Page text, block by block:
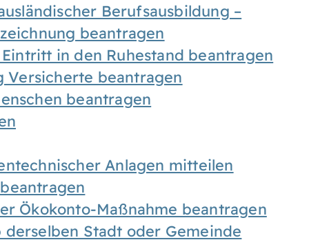
Berufsausbildung –
beantragen
in den Ruhestand beantragen
Versicherte beantragen
beantragen
Anlagen mitteilen
Ökokonto-Maßnahme beantragen
Stadt oder Gemeinde